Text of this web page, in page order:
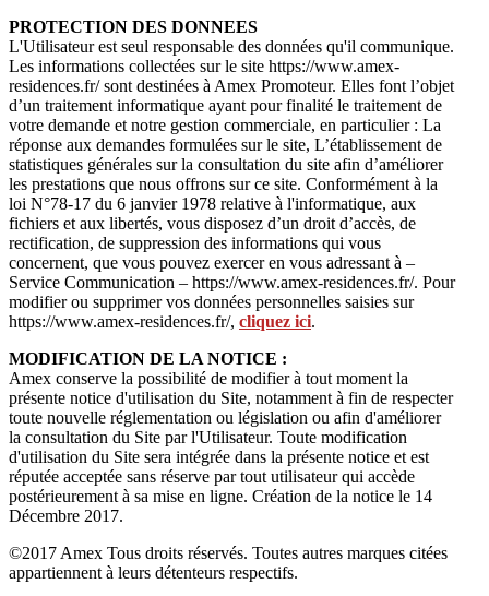
PROTECTION DES DONNEES
L'Utilisateur est seul responsable des données qu'il communique.
Les informations collectées sur le site https://www.amex-
residences.fr/ sont destinées à Amex Promoteur. Elles font l’objet
d’un traitement informatique ayant pour finalité le traitement de
votre demande et notre gestion commerciale, en particulier : La
réponse aux demandes formulées sur le site, L’établissement de
statistiques générales sur la consultation du site afin d’améliorer
les prestations que nous offrons sur ce site. Conformément à la
loi N°78-17 du 6 janvier 1978 relative à l'informatique, aux
fichiers et aux libertés, vous disposez d’un droit d’accès, de
rectification, de suppression des informations qui vous
concernent, que vous pouvez exercer en vous adressant à –
Service Communication – https://www.amex-residences.fr/. Pour
modifier ou supprimer vos données personnelles saisies sur
https://www.amex-residences.fr/, cliquez ici.
MODIFICATION DE LA NOTICE :
Amex conserve la possibilité de modifier à tout moment la
présente notice d'utilisation du Site, notamment à fin de respecter
toute nouvelle réglementation ou législation ou afin d'améliorer
la consultation du Site par l'Utilisateur. Toute modification
d'utilisation du Site sera intégrée dans la présente notice et est
réputée acceptée sans réserve par tout utilisateur qui accède
postérieurement à sa mise en ligne. Création de la notice le 14
Décembre 2017.
©2017 Amex Tous droits réservés. Toutes autres marques citées
appartiennent à leurs détenteurs respectifs.